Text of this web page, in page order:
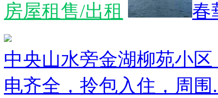
房屋租售/出租 春
中央山水旁金湖柳苑小
电齐全，拎包入住，周围